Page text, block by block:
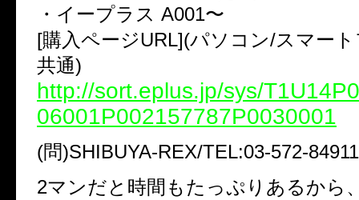
・イープラス A001〜
[購入ページURL](パソコン/スマー
共通)
http://sort.eplus.jp/sys/
06001P002157787P0030001
(問)SHIBUYA-REX/TEL:03-572-84911
2マンだと時間もたっぷりあるから